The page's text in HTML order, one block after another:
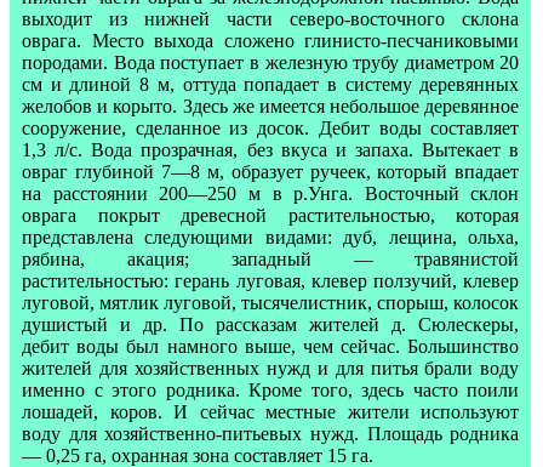
выходит из нижней части северо-восточного склона
оврага. Место выхода сложено глинисто-песчаниковыми
породами. Вода поступает в железную трубу диаметром 20
см и длиной 8 м, оттуда попадает в систему деревянных
желобов и корыто. Здесь же имеется небольшое деревянное
сооружение, сделанное из досок. Дебит воды составляет
1,3 л/с. Вода прозрачная, без вкуса и запаха. Вытекает в
овраг глубиной 7—8 м, образует ручеек, который впадает
на расстоянии 200—250 м в р.Унга. Восточный склон
оврага покрыт древесной растительностью, которая
представлена следующими видами: дуб, лещина, ольха,
рябина, акация; западный — травянистой
растительностью: герань луговая, клевер ползучий, клевер
луговой, мятлик луговой, тысячелистник, спорыш, колосок
душистый и др. По рассказам жителей д. Сюлескеры,
дебит воды был намного выше, чем сейчас. Большинство
жителей для хозяйственных нужд и для питья брали воду
именно с этого родника. Кроме того, здесь часто поили
лошадей, коров. И сейчас местные жители используют
воду для хозяйственно-питьевых нужд. Площадь родника
— 0,25 га, охранная зона составляет 15 га.